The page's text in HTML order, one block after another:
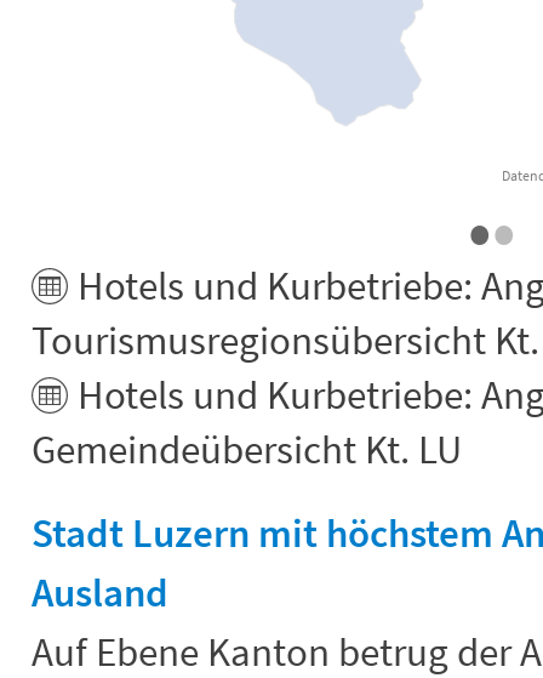
••
Hotels und Kurbetriebe:
Tourismusregionsübersicht
Hotels und Kurbetriebe:
Gemeindeübersicht Kt. LU
Stadt Luzern mit höchstem
Ausland
Auf Ebene Kanton betrug der